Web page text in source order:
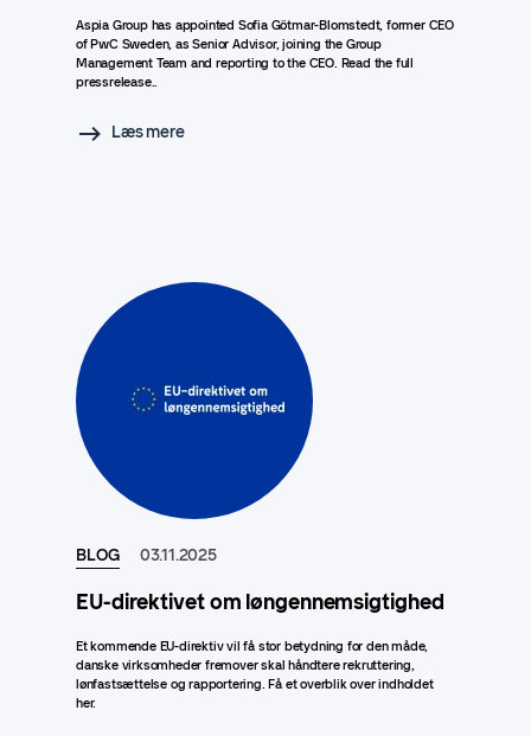
Aspia Group has appointed Sofia Götmar-Blomstedt, former CEO
of PwC Sweden, as Senior Advisor, joining the Group
Management Team and reporting to the CEO. Read the full
pressrelease..
Læs mere
BLOG 03.11.2025
EU-direktivet om løngennemsigtighed
Et kommende EU-direktiv vil få stor betydning for den måde,
danske virksomheder fremover skal håndtere rekruttering,
lønfastsættelse og rapportering. Få et overblik over indholdet
her.